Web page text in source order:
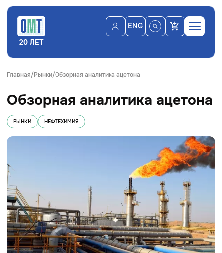
20 ЛЕТ
ENG
Главная Рынки Обзорная аналитика ацетона
Обзорная аналитика ацетона
РЫНКИ НЕФТЕХИМИЯ